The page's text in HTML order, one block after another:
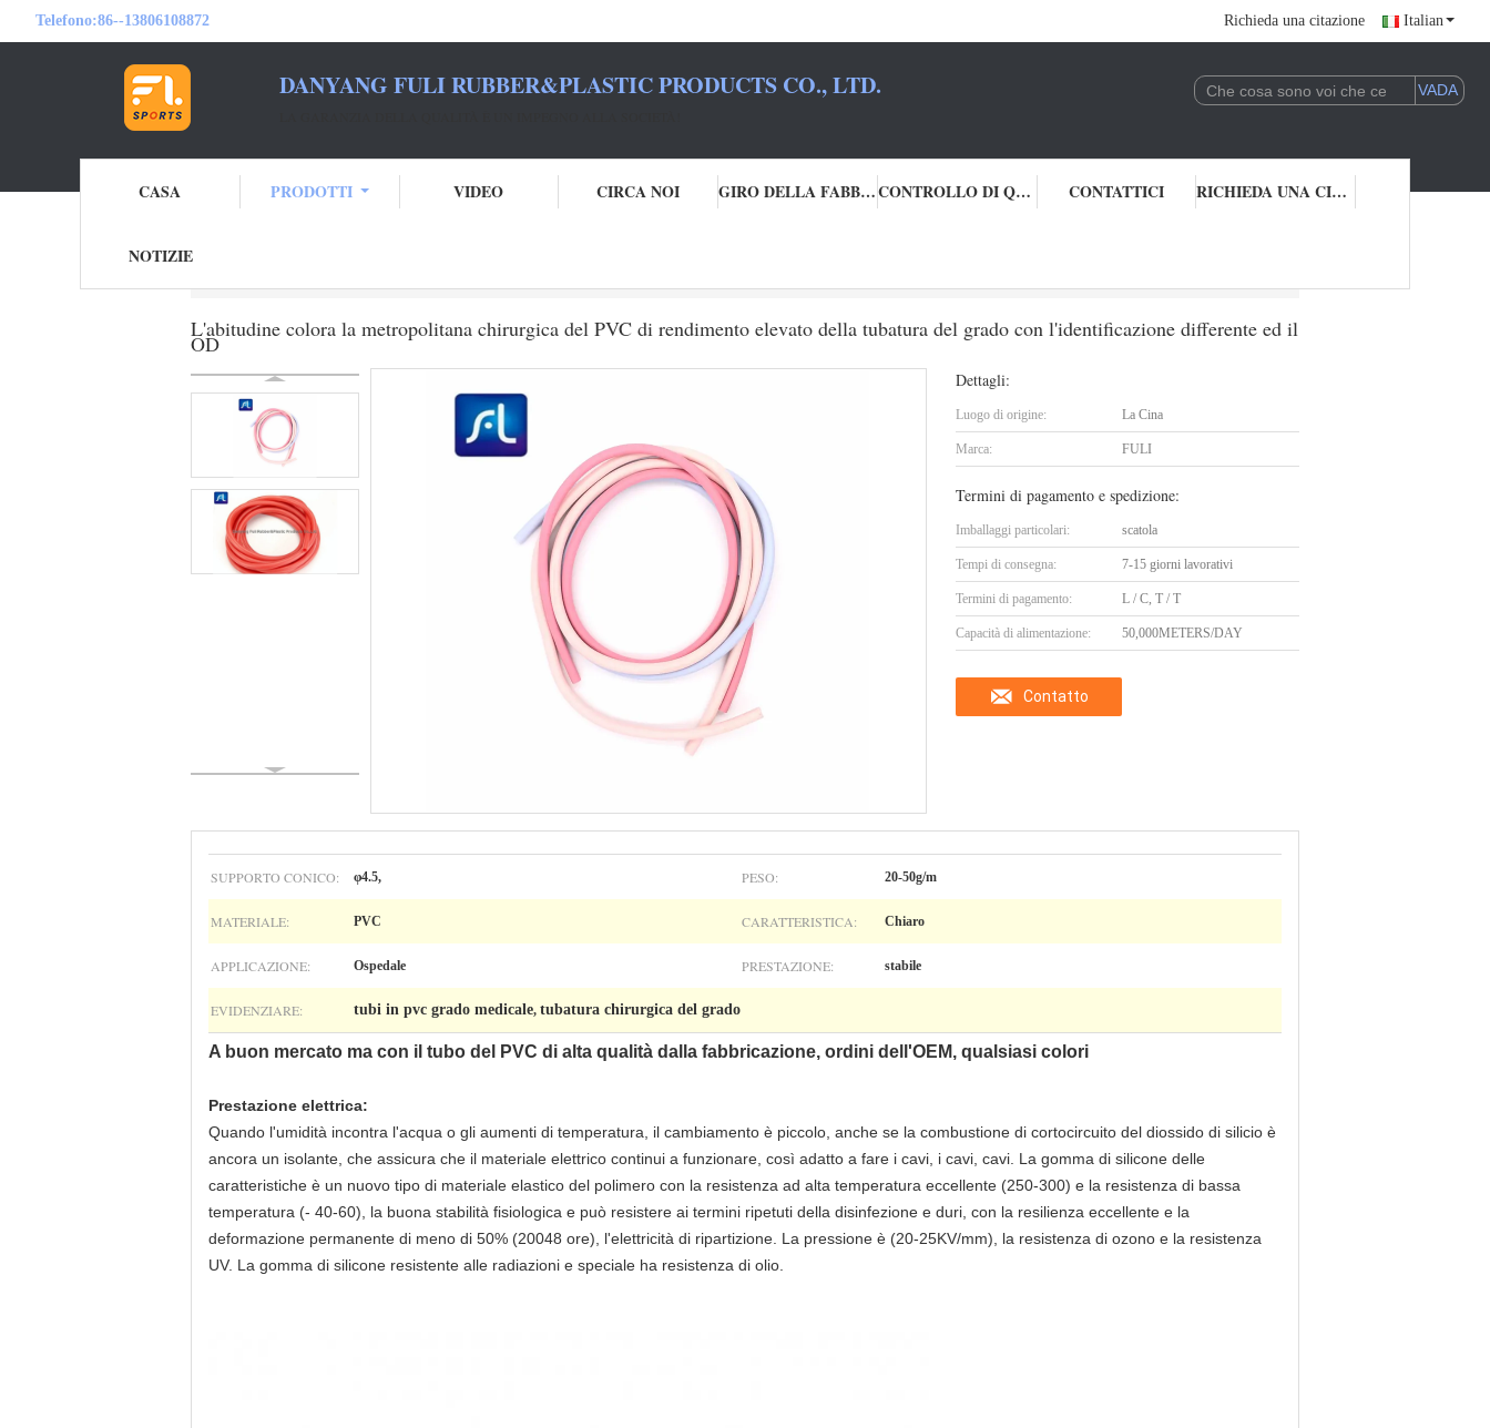
Telefono:86--13806108872 Richieda una citazione Italian
DANYANG FULI RUBBER&PLASTIC PRODUCTS CO., LTD.
CASA PRODOTTI VIDEO CIRCA NOI GIRO DELLA FABBRICA CONTROLLO DI QUALITÀ CONTATTICI RICHIEDA UNA CITAZIONE
NOTIZIE
L'abitudine colora la metropolitana chirurgica del PVC di rendimento elevato della tubatura del grado con l'identificazione differente ed il
OD
Dettagli:
Luogo di origine: La Cina
Marca: FULI
Termini di pagamento e spedizione:
Imballaggi particolari: scatola
Tempi di consegna: 7-15 giorni lavorativi
Termini di pagamento: L / C, T / T
Capacità di alimentazione: 50,000METERS/DAY
Contatto
SUPPORTO CONICO: φ4.5, PESO: 20-50g/m
MATERIALE: PVC CARATTERISTICA: Chiaro
APPLICAZIONE: Ospedale PRESTAZIONE: stabile
EVIDENZIARE: tubi in pvc grado medicale, tubatura chirurgica del grado
A buon mercato ma con il tubo del PVC di alta qualità dalla fabbricazione, ordini dell'OEM, qualsiasi colori
Prestazione elettrica:
Quando l'umidità incontra l'acqua o gli aumenti di temperatura, il cambiamento è piccolo, anche se la combustione di cortocircuito del diossido di silicio è
ancora un isolante, che assicura che il materiale elettrico continui a funzionare, così adatto a fare i cavi, i cavi, cavi. La gomma di silicone delle
caratteristiche è un nuovo tipo di materiale elastico del polimero con la resistenza ad alta temperatura eccellente (250-300) e la resistenza di bassa
temperatura (- 40-60), la buona stabilità fisiologica e può resistere ai termini ripetuti della disinfezione e duri, con la resilienza eccellente e la
deformazione permanente di meno di 50% (20048 ore), l'elettricità di ripartizione. La pressione è (20-25KV/mm), la resistenza di ozono e la resistenza
UV. La gomma di silicone resistente alle radiazioni e speciale ha resistenza di olio.